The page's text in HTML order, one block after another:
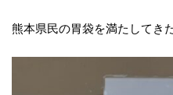
熊本県民の胃袋を満たして